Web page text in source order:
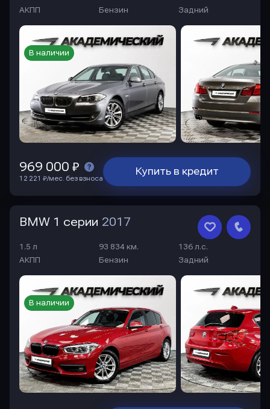
АКПП
Бензин Задний
В наличии
Купить в кредит
969 000 ₽
12 221 ₽/мес. без взноса
BMW 1 серии 2017
1.5 л 93 834 км.
136 л.с.
АКПП
Бензин Задний
В наличии